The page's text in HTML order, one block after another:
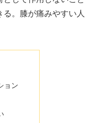
。膝が痛みやすい人
ョン